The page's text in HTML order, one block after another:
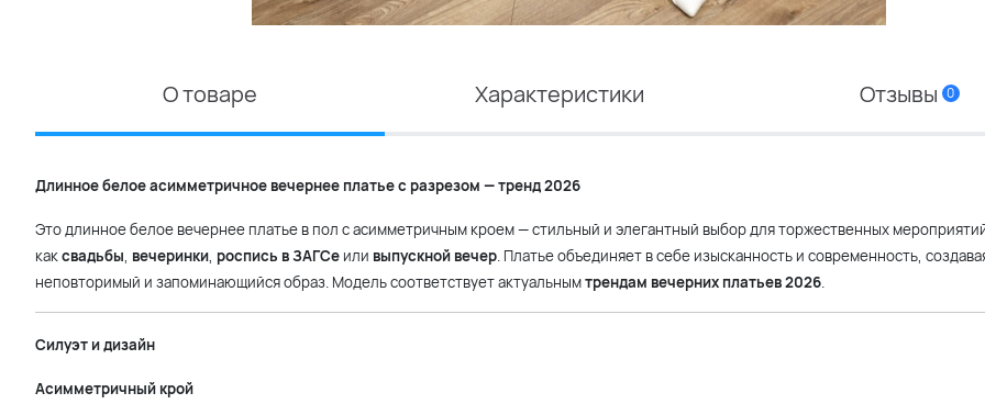
О товаре Характеристики Отзывы 0
Длинное белое асимметричное вечернее платье с разрезом — тренд 2026
Это длинное белое вечернее платье в пол с асимметричным кроем — стильный и элегантный выбор для торжественных
каксвадьбы, вечеринки, роспись в ЗАГСе или выпускной вечер. Платье объединяет в себе изысканность и современность,
неповторимый и запоминающийся образ. Модель соответствует актуальнымтрендам вечерних платьев 2026.
Силуэт и дизайн
Асимметричный крой